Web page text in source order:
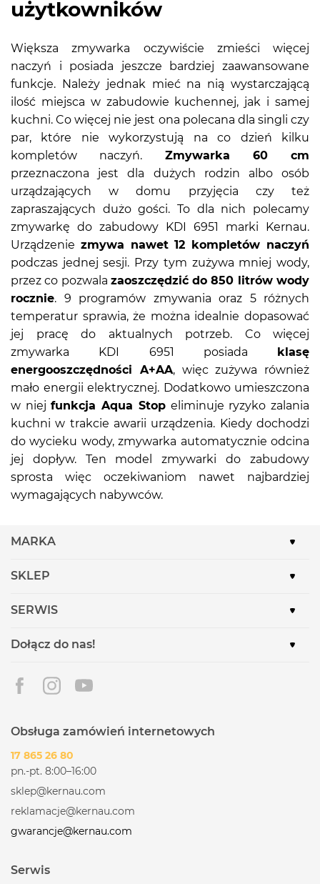
użytkowników
Większa zmywarka oczywiście zmieści więcej
naczyń i posiada jeszcze bardziej zaawansowane
funkcje. Należy jednak mieć na nią wystarczającą
ilość miejsca w zabudowie kuchennej, jak i samej
kuchni. Co więcej nie jest ona polecana dla singli czy
par, które nie wykorzystują na co dzień kilku
kompletów naczyń. Zmywarka 60 cm
przeznaczona jest dla dużych rodzin albo osób
urządzających w domu przyjęcia czy też
zapraszających dużo gości. To dla nich polecamy
zmywarkę do zabudowy KDI 6951 marki Kernau.
Urządzenie zmywa nawet 12 kompletów naczyń
podczas jednej sesji. Przy tym zużywa mniej wody,
przez co pozwala zaoszczędzić do 850 litrów wody
rocznie. 9 programów zmywania oraz 5 różnych
temperatur sprawia, że można idealnie dopasować
jej pracę do aktualnych potrzeb. Co więcej
zmywarka KDI 6951 posiada klasę
energooszczędności A+AA, więc zużywa również
mało energii elektrycznej. Dodatkowo umieszczona
w niejfunkcja Aqua Stopeliminuje ryzyko zalania
kuchni w trakcie awarii urządzenia. Kiedy dochodzi
do wycieku wody, zmywarka automatycznie odcina
jej dopływ. Ten model zmywarki do zabudowy
sprosta więc oczekiwaniom nawet najbardziej
wymagających nabywców.
MARKA
SKLEP
SERWIS
Dołącz do nas!
Obsługa zamówień internetowych
17 865 26 80
pn.-pt. 8:00–16:00
sklep@kernau.com
reklamacje@kernau.com
gwarancje@kernau.com
Serwis